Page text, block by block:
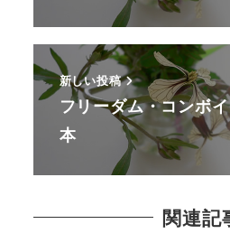
新しい投稿
フリーダム・コンボ
本
関連記